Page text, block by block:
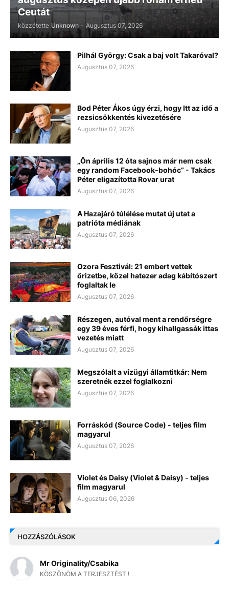
Ceutát
közzétette Unknown - Augusztus 07, 2026
Pilhál György: Csak a baj volt Takaróval?
Augusztus 07, 2026
Bod Péter Ákos úgy érzi, hogy Itt az idő a
rezsicsökkentés kivezetésére
Augusztus 07, 2026
„Ön április 12 óta sajnos már nem csak
egy random Facebook-bohóc” - Takács
Péter eligazította Rovar urat
Augusztus 07, 2026
A Hazajáró túlélése mutat új utat a
patrióta médiának
Augusztus 07, 2026
Ozora Fesztivál: 21 embert vettek
őrizetbe, közel hatezer adag kábítószert
foglaltak le
Augusztus 07, 2026
Részegen, autóval ment a rendőrségre
egy 39 éves férfi, hogy kihallgassák ittas
vezetés miatt
Augusztus 07, 2026
Megszólalt a vízügyi államtitkár: Nem
szeretnék ezzel foglalkozni
Augusztus 07, 2026
Forráskód (Source Code) - teljes film
magyarul
Augusztus 07, 2026
Violet és Daisy (Violet & Daisy) - teljes
film magyarul
Augusztus 06, 2026
HOZZÁSZÓLÁSOK
Mr Originality/Csabika
KÖSZÖNÖM A TERJESZTÉST !